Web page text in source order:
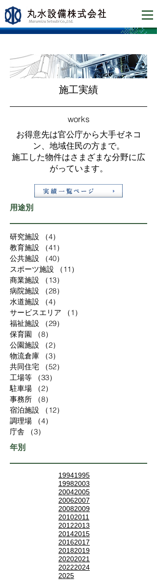
​施工実績
works
お得意先は官公庁から大手ゼネコ
ン、地域住民の方まで。
施工した物件はさまざまな分野に広
がっています。
用途別
研究施設 （4）
教育施設
（41）
公共施設
（40）
スポーツ施設
（11）
商業施設
（13）
病院施設
（28）
水道施設
（4）
サービスエリア
（1）
福祉施設
（29）
保育園
（8）
公園施設
（2）
物流倉庫
（3）
共同住宅
（52）
工場等
（33）
駐車場
（2）
事務所
（8）
宿泊施設
（12）
調理場
（4）
庁舎
（3）
年別
19941995
19982003
20042005
20062007
20082009
20102011
20122013
20142015
20162017
20182019
20202021
20222024
2025